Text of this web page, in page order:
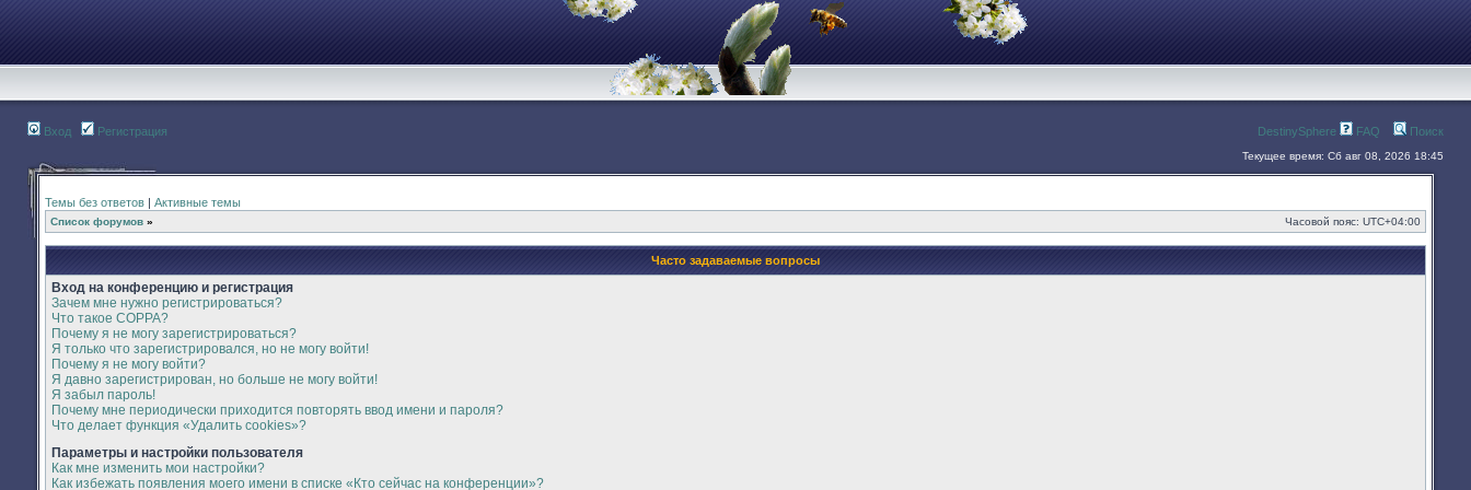
Вход Регистрация DestinySphere FAQ Поиск
Текущее время: Сб авг 08, 2026 18:45
Темы без ответов | Активные темы
Список форумов » Часовой пояс: UTC+04:00
Часто задаваемые вопросы
Вход на конференцию и регистрация
Зачем мне нужно регистрироваться?
Что такое COPPA?
Почему я не могу зарегистрироваться?
Я только что зарегистрировался, но не могу войти!
Почему я не могу войти?
Я давно зарегистрирован, но больше не могу войти!
Я забыл пароль!
Почему мне периодически приходится повторять ввод имени и пароля?
Что делает функция «Удалить cookies»?
Параметры и настройки пользователя
Как мне изменить мои настройки?
Как избежать появления моего имени в списке «Кто сейчас на конференции»?